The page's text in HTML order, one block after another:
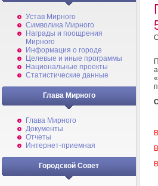
Устав Мирного
Символика Мирного
Награды и поощрения
Мирного
Информация о городе
Целевые и иные программы
Национальные проекты
Статистические данные
Глава Мирного
Глава Мирного
Документы
Отчеты
Интернет-приемная
Городской Совет